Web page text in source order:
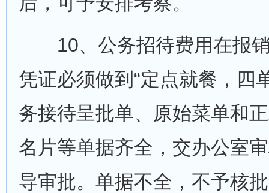
10、公务招待费用在报销
凭证必须做到“定点就餐，四
务接待呈批单、原始菜单和
名片等单据齐全，交办公室
导审批。单据不全，不予核